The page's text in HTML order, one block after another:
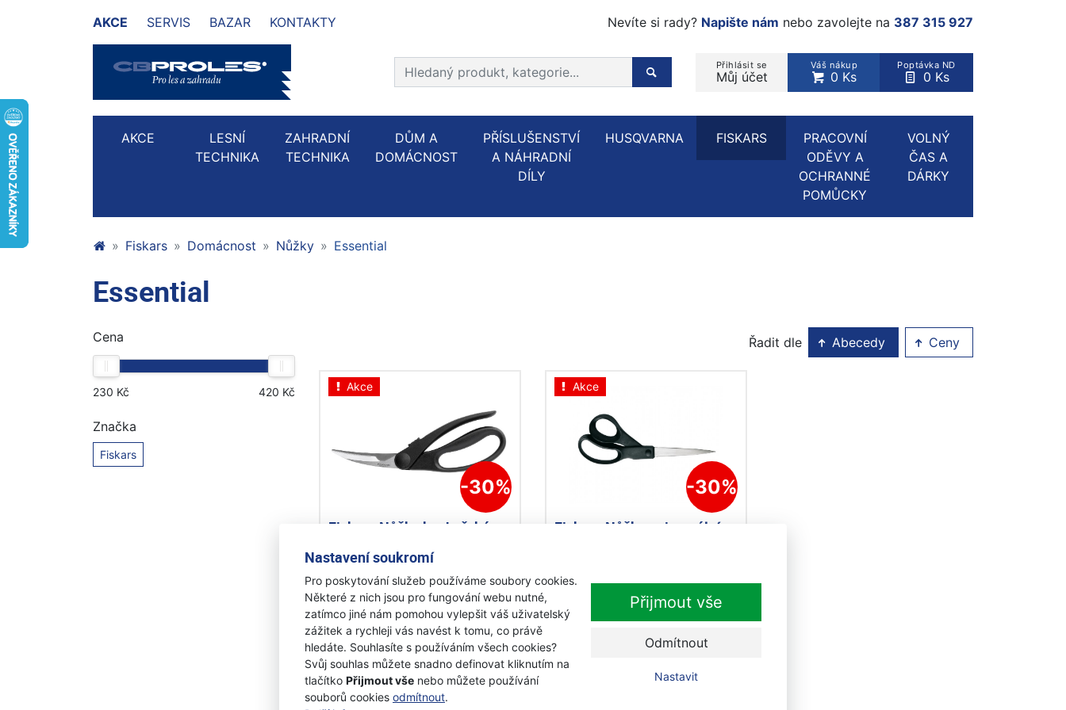
Nastavení soukromí
Pro poskytování služeb používáme soubory cookies.
Některé z nich jsou pro fungování webu nutné,
zatímco jiné nám pomohou vylepšit váš uživatelský
zážitek a rychleji vás navést k tomu, co právě
hledáte. Souhlasíte s používáním všech cookies?
Svůj souhlas můžete snadno definovat kliknutím na
tlačítko Přijmout vše nebo můžete používání
souborů cookies odmítnout.
Přijmout vše
Odmítnout
Nastavit
AKCE SERVIS BAZAR KONTAKTY Nevíte si rady? Napište nám nebo zavolejte na 387 315 927
Přihlásit se
Můj účet
Váš nákup
0 Ks
Poptávka ND
0 Ks
Prohledat web
Hledaný produkt, kategorie...
AKCE
LESNÍ
TECHNIKA
ZAHRADNÍ
TECHNIKA
DŮM A
DOMÁCNOST
PŘÍSLUŠENSTVÍ
A NÁHRADNÍ
DÍLY
HUSQVARNA FISKARS
PRACOVNÍ
ODĚVY A
OCHRANNÉ
POMŮCKY
VOLNÝ
ČAS A
DÁRKY
Fiskars Domácnost Nůžky Essential
Essential
Cena
Značka
Fiskars
Řadit dle Abecedy Ceny
Akce
-30%
Fiskars Nůžky kuchařské
Skladem
600 Kč
420 Kč
s DPH
Přidat k nákupu
Akce
-30%
Fiskars Nůžky univerzální
Skladem
230 Kč s DPH
Přidat k nákupu